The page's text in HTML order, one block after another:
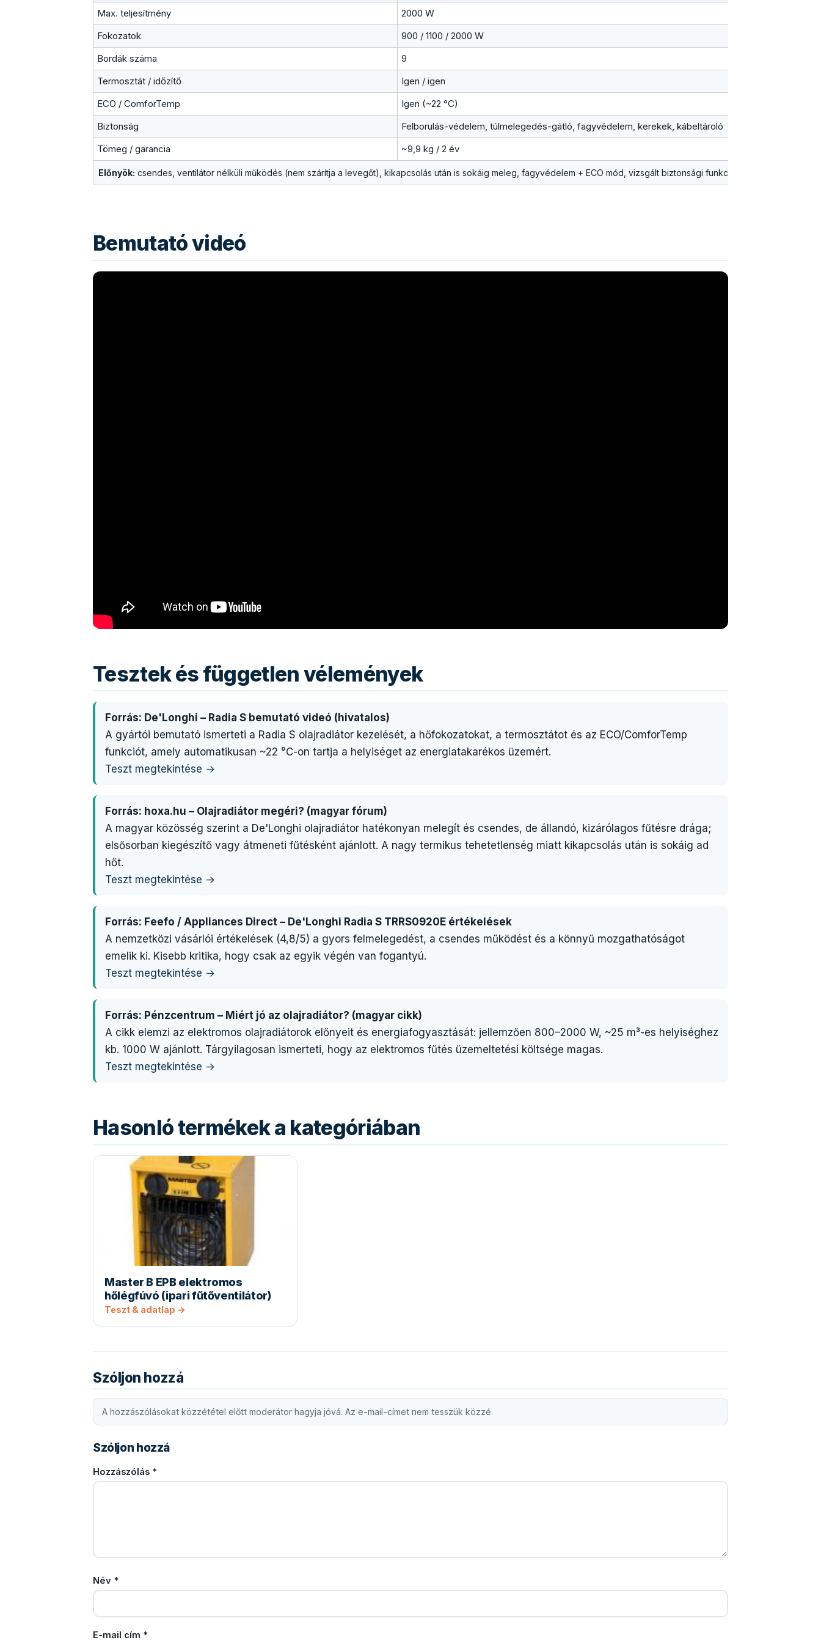
Max. teljesítmény
2000 W
Fokozatok
900 / 1100 / 2000 W
Bordák száma
9
Termosztát / időzítő
Igen / igen
ECO / ComforTemp
Igen (~22 °C)
Biztonság
Felborulás-védelem, túlmelegedés-gátló, fagyvédelem, kerekek, kábeltároló
Tömeg / garancia
~9,9 kg / 2 év
Előnyök: csendes, ventilátor nélküli működés (nem szárítja a levegőt), kikapcsolás után is sokáig meleg, fagyvédelem + ECO mód, vizsgált biztonsági funkciók, könnyen
Bemutató videó
Tesztek és független vélemények
Forrás: De'Longhi – Radia S bemutató videó (hivatalos)
A gyártói bemutató ismerteti a Radia S olajradiátor kezelését, a hőfokozatokat, a termosztátot és az ECO/ComforTemp
funkciót, amely automatikusan ~22 °C-on tartja a helyiséget az energiatakarékos üzemért.
Teszt megtekintése →
Forrás: hoxa.hu – Olajradiátor megéri? (magyar fórum)
A magyar közösség szerint a De'Longhi olajradiátor hatékonyan melegít és csendes, de állandó, kizárólagos fűtésre drága;
elsősorban kiegészítő vagy átmeneti fűtésként ajánlott. A nagy termikus tehetetlenség miatt kikapcsolás után is sokáig ad
hőt.
Teszt megtekintése →
Forrás: Feefo / Appliances Direct – De'Longhi Radia S TRRS0920E értékelések
A nemzetközi vásárlói értékelések (4,8/5) a gyors felmelegedést, a csendes működést és a könnyű mozgathatóságot
emelik ki. Kisebb kritika, hogy csak az egyik végén van fogantyú.
Teszt megtekintése →
Forrás: Pénzcentrum – Miért jó az olajradiátor? (magyar cikk)
A cikk elemzi az elektromos olajradiátorok előnyeit és energiafogyasztását: jellemzően 800–2000 W, ~25 m³-es helyiséghez
kb. 1000 W ajánlott. Tárgyilagosan ismerteti, hogy az elektromos fűtés üzemeltetési költsége magas.
Teszt megtekintése →
Hasonló termékek a kategóriában
Master B EPB elektromos
hőlégfúvó (ipari fűtőventilátor)
Teszt & adatlap →
Szóljon hozzá
A hozzászólásokat közzététel előtt moderátor hagyja jóvá. Az e-mail-címet nem tesszük közzé.
Szóljon hozzá
Hozzászólás *
Név *
E-mail cím *